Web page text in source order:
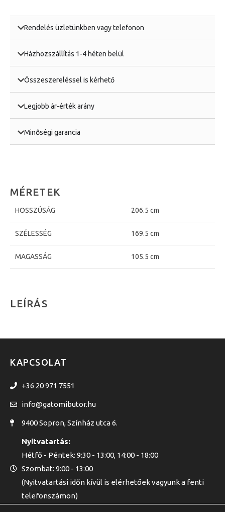
Rendelés üzletünkben vagy telefonon
Házhozszállítás 1-4 héten belül
Összeszereléssel is kérhető
Legjobb ár-érték arány
Minőségi garancia
LEÍRÁS
MÉRETEK
HOSSZÚSÁG 206.5 cm
SZÉLESSÉG 169.5 cm
MAGASSÁG 105.5 cm
KAPCSOLAT
+36 20 971 7551
info@gatomibutor.hu
9400 Sopron, Színház utca 6.
Nyitvatartás:
Hétfő - Péntek: 9:30 - 13:00, 14:00 - 18:00
Szombat: 9:00 - 13:00
(Nyitvatartási időn kívül is elérhetőek vagyunk a fenti
telefonszámon)